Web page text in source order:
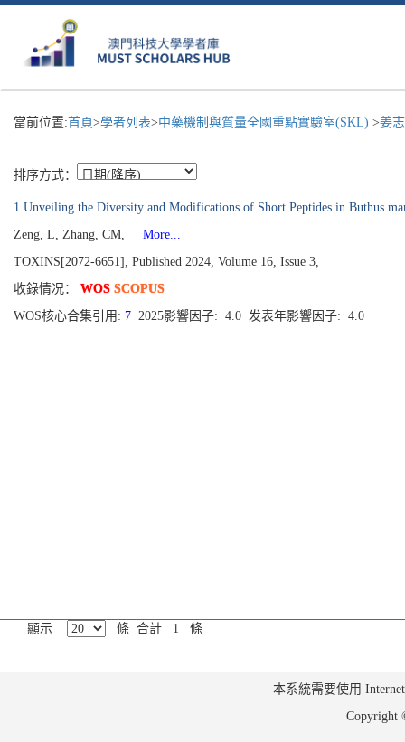
當前位置:首頁>學者列表>中藥機制與質量全國重點實驗室(SKL) >姜
排序方式：
1.Unveiling the Diversity and Modifications of Short Peptides in Buthus
Zeng, L, Zhang, CM,
More...
TOXINS[2072-6651], Published 2024, Volume 16, Issue 3,
收錄情况： WOS SCOPUS
WOS核心合集引用: 7 2025影響因子: 4.0 发表年影響因子: 4.0
顯示 條 合計 1 條
本系統需要使用
Copyright